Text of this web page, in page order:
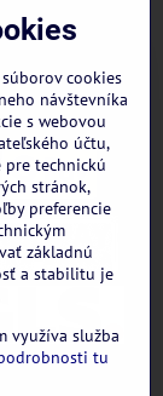
cookies
návštevníka
s webovou
účtu,
pre technickú
stránok,
preferencie
základnú
a stabilitu je
využíva služba
tu